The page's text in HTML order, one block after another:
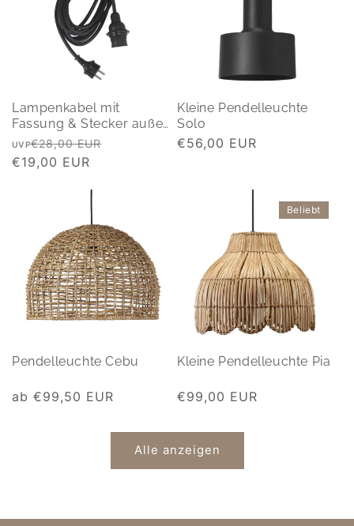
Lampenkabel mit
Fassung & Stecker außen
2,5 m
Normaler
Preis
UVP€28,00 EUR
Verkaufspreis
€19,00 EUR
Kleine Pendelleuchte
Solo
Normaler
€56,00 EUR
Pendelleuchte Cebu
Normaler
ab €99,50 EUR
Kleine Pendelleuchte Pia
Normaler
€99,00 EUR
Beliebt
Alle anzeigen